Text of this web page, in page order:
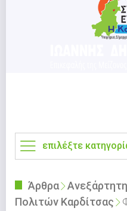
επιλέξτε
Άρθρα
Πολιτών Καρδίτσας